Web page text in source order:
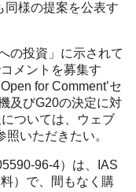
同様の提案を公表す
の投資」に示されて
メントを募集す
for Comment’セ
及びG20の決定に対
ついては、ウェブ
照いただきたい。
96-4）は、IAS
）で、間もなく購